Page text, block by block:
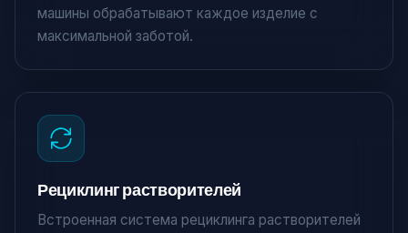
машины обрабатывают каждое изделие с
максимальной заботой.
Рециклинг растворителей
Встроенная система рециклинга растворителей